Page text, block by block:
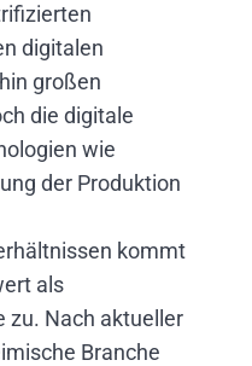
digitalen
großen
die digitale
wie
der Produktion
kommt
als
zu. Nach aktueller
Branche